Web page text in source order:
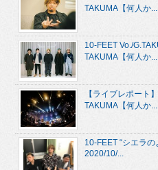
TAKUMA【何人か...
10-FEET Vo./
TAKUMA【何人か...
【ライブレポート
TAKUMA【何人か...
10-FEET “シエラ
2020/10/...